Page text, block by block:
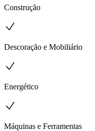
Construção
Descoração e Mobiliário
Energético
Máquinas e Ferramentas